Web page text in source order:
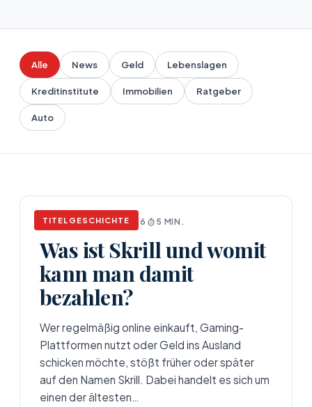
Alle News Geld Lebenslagen
Kreditinstitute Immobilien Ratgeber
Auto
TITELGESCHICHTE
NEWS APRIL 17, 2026 5 MIN.
Was ist Skrill und womit
kann man damit
bezahlen?
Wer regelmäßig online einkauft, Gaming-
Plattformen nutzt oder Geld ins Ausland
schicken möchte, stößt früher oder später
auf den Namen Skrill. Dabei handelt es sich um
einen der ältesten…